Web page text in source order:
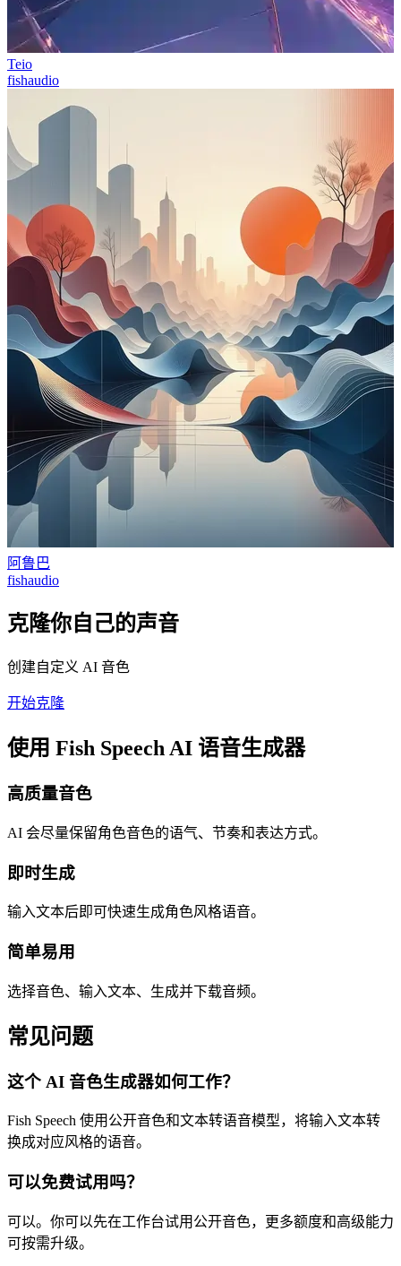
Teio
fishaudio
阿鲁巴
fishaudio
克隆你自己的声音
创建自定义 AI 音色
开始克隆
使用 Fish Speech AI 语音生成器
高质量音色
AI 会尽量保留角色音色的语气、节奏和表达方式。
即时生成
输入文本后即可快速生成角色风格语音。
简单易用
选择音色、输入文本、生成并下载音频。
常见问题
这个 AI 音色生成器如何工作？
Fish Speech 使用公开音色和文本转语音模型，将输入文本转
换成对应风格的语音。
可以免费试用吗？
可以。你可以先在工作台试用公开音色，更多额度和高级能力
可按需升级。